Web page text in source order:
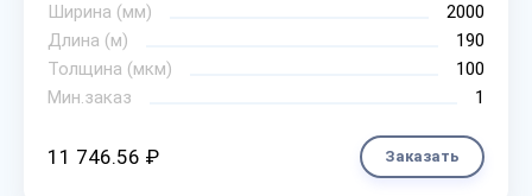
Ширина (мм)
2000
Длина (м)
190
Толщина (мкм)
100
Мин.заказ
1
11 746.56 ₽ Заказать